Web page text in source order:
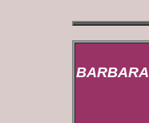
BARBARA